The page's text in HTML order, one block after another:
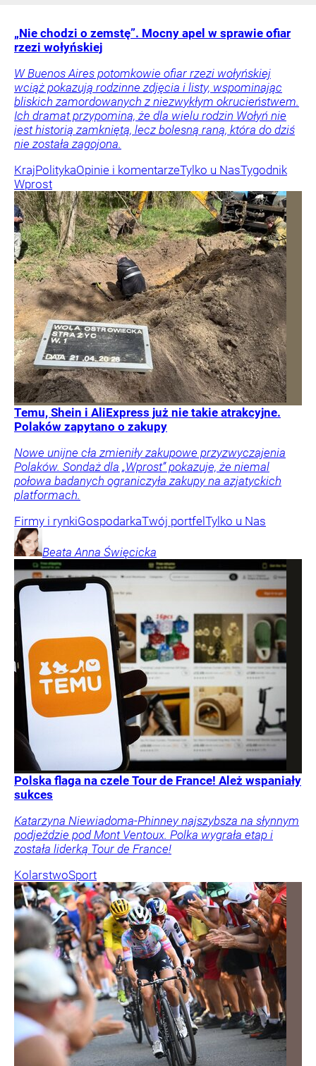
„Nie chodzi o zemstę”. Mocny apel w sprawie ofiar
rzezi wołyńskiej
W Buenos Aires potomkowie ofiar rzezi wołyńskiej
wciąż pokazują rodzinne zdjęcia i listy, wspominając
bliskich zamordowanych z niezwykłym okrucieństwem.
Ich dramat przypomina, że dla wielu rodzin Wołyń nie
jest historią zamkniętą, lecz bolesną raną, która do dziś
nie została zagojona.
KrajPolitykaOpinie i komentarzeTylko u NasTygodnik
Wprost
Temu, Shein i AliExpress już nie takie atrakcyjne.
Polaków zapytano o zakupy
Nowe unijne cła zmieniły zakupowe przyzwyczajenia
Polaków. Sondaż dla „Wprost” pokazuje, że niemal
połowa badanych ograniczyła zakupy na azjatyckich
platformach.
Firmy i rynkiGospodarkaTwój portfelTylko u Nas
Beata Anna Święcicka
Polska flaga na czele Tour de France! Ależ wspaniały
sukces
Katarzyna Niewiadoma-Phinney najszybsza na słynnym
podjeździe pod Mont Ventoux. Polka wygrała etap i
została liderką Tour de France!
KolarstwoSport